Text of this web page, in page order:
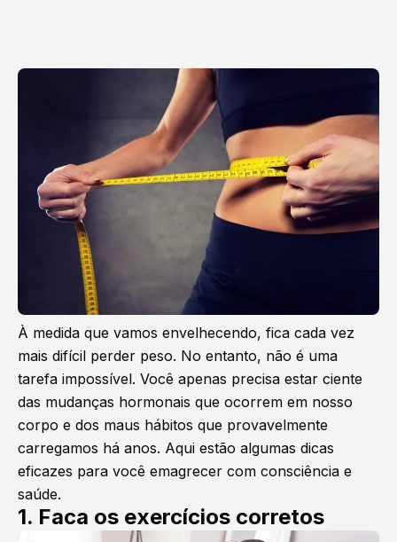
À medida que vamos envelhecendo, fica cada vez
mais difícil perder peso. No entanto, não é uma
tarefa impossível. Você apenas precisa estar ciente
das mudanças hormonais que ocorrem em nosso
corpo e dos maus hábitos que provavelmente
carregamos há anos. Aqui estão algumas dicas
eficazes para você emagrecer com consciência e
saúde.
1. Faca os exercícios corretos